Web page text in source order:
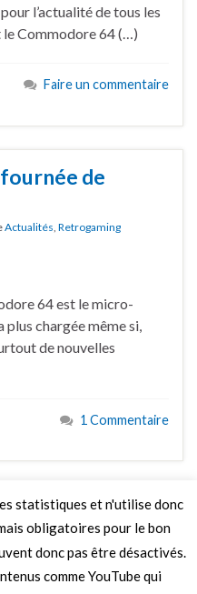
l’actualité de tous les
Commodore 64 (…)
Faire un commentaire
de
Actualités Retrogaming
64 est le micro-
chargée même si,
de nouvelles
1 Commentaire
statistiques et n'utilise donc
obligatoires pour le bon
donc pas être désactivés.
comme YouTube qui